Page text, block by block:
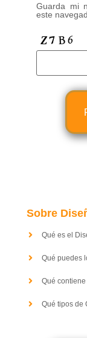
Guarda mi
este
Sobre
Qué es el
Qué puedes
Qué
Qué tipos de